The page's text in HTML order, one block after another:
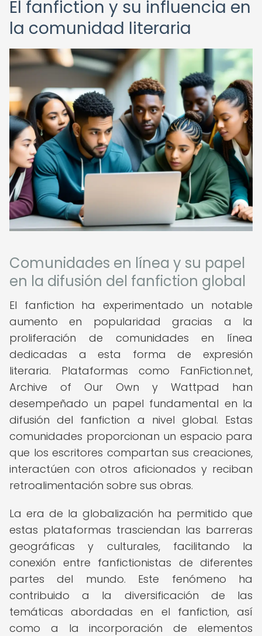
El fanfiction y su influencia en
la comunidad literaria
Comunidades en línea y su papel
en la difusión del fanfiction global
El fanfiction ha experimentado un notable
aumento en popularidad gracias a la
proliferación de comunidades en línea
dedicadas a esta forma de expresión
literaria. Plataformas como FanFiction.net,
Archive of Our Own y Wattpad han
desempeñado un papel fundamental en la
difusión del fanfiction a nivel global. Estas
comunidades proporcionan un espacio para
que los escritores compartan sus creaciones,
interactúen con otros aficionados y reciban
retroalimentación sobre sus obras.
La era de la globalización ha permitido que
estas plataformas trasciendan las barreras
geográficas y culturales, facilitando la
conexión entre fanfictionistas de diferentes
partes del mundo. Este fenómeno ha
contribuido a la diversificación de las
temáticas abordadas en el fanfiction, así
como a la incorporación de elementos